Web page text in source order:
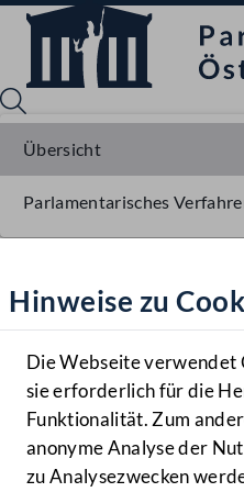
Hilfe
Benutzer
Navigationsmenü
MENÜ
Hinweise zu
Die Webseite verwendet
sie erforderlich für die
Funktionalität. Zum
anonyme Analyse der
zu Analysezwecken
Übersicht
Parlamentarisches